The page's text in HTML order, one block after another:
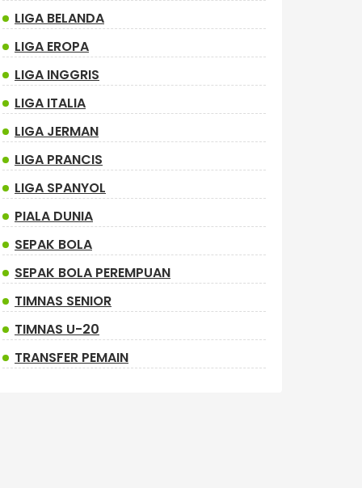
LIGA BELANDA
LIGA EROPA
LIGA INGGRIS
LIGA ITALIA
LIGA JERMAN
LIGA PRANCIS
LIGA SPANYOL
PIALA DUNIA
SEPAK BOLA
SEPAK BOLA PEREMPUAN
TIMNAS SENIOR
TIMNAS U-20
TRANSFER PEMAIN